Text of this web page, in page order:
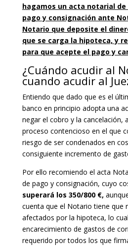
hagamos un acta notarial
pago y consignación ante
Notario que deposite el
que se carga la hipoteca, y
para que acepte el pago y
¿Cuándo acudir al
cuando acudir al
Entiendo que dado que es el
banco en principio adopta una
negar el cobro y la cancelación,
proceso contencioso en el que
riesgo de ser condenados en
consiguiente incremento de
Por ello recomiendo el acta
de pago y consignación, cuyo
superará los 350/800 €,
cuenta que el Notario tiene que
afectados por la hipoteca, lo
encarecimiento de gastos de
requerido por todos los que